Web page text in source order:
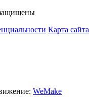
Карта сайта
WeMake